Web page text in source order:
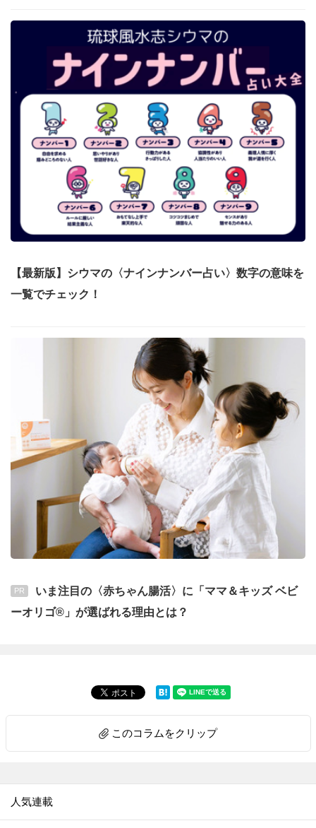
【最新版】シウマの〈ナインナンバー占い〉数字の意味を
一覧でチェック！
PR
いま注目の〈赤ちゃん腸活〉に「ママ＆キッズ ベビ
ーオリゴ®」が選ばれる理由とは？
このコラムをクリップ
人気連載